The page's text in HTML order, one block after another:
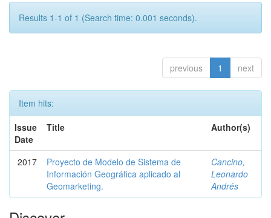
Results 1-1 of 1 (Search time: 0.001 seconds).
previous 1 next
Item hits:
Issue
Date
Title Author(s)
2017
Proyecto de Modelo de Sistema de
Información Geográfica aplicado al
Geomarketing.
Cancino,
Leonardo
Andrés